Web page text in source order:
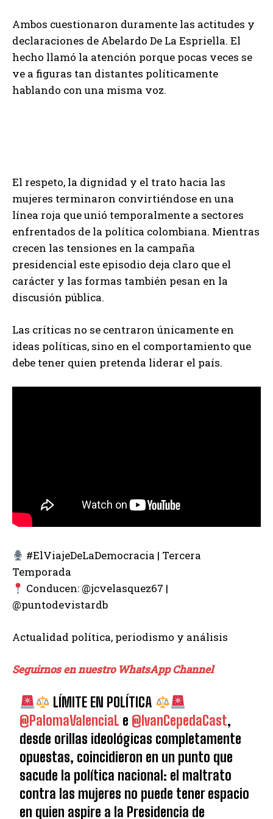
Ambos cuestionaron duramente las actitudes y
declaraciones de Abelardo De La Espriella. El
hecho llamó la atención porque pocas veces se
ve a figuras tan distantes políticamente
hablando con una misma voz.
El respeto, la dignidad y el trato hacia las
mujeres terminaron convirtiéndose en una
línea roja que unió temporalmente a sectores
enfrentados de la política colombiana. Mientras
crecen las tensiones en la campaña
presidencial este episodio deja claro que el
carácter y las formas también pesan en la
discusión pública.
Las críticas no se centraron únicamente en
ideas políticas, sino en el comportamiento que
debe tener quien pretenda liderar el país.
#ElViajeDeLaDemocracia | Tercera
Temporada
Conducen: @jcvelasquez67 |
@puntodevistardb
Actualidad política, periodismo y análisis
Seguirnos en nuestro WhatsApp Channel
LÍMITE EN POLÍTICA
@PalomaValenciaL e @IvanCepedaCast,
desde orillas ideológicas completamente
opuestas, coincidieron en un punto que
sacude la política nacional: el maltrato
contra las mujeres no puede tener espacio
en quien aspire a la Presidencia de